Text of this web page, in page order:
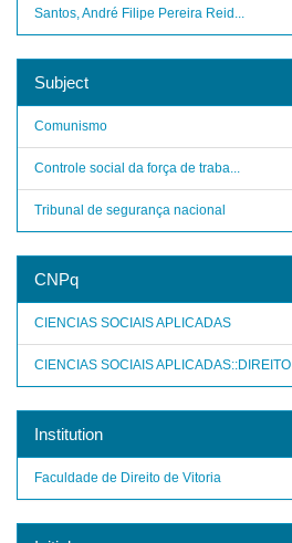
Santos, André Filipe Pereira Reid...
Subject
Comunismo
Controle social da força de traba...
Tribunal de segurança nacional
CNPq
CIENCIAS SOCIAIS APLICADAS
CIENCIAS SOCIAIS APLICADAS::DIREITO
Institution
Faculdade de Direito de Vitoria